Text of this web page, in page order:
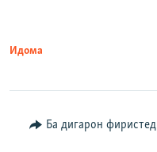
Идома
Ба дигарон фиристед